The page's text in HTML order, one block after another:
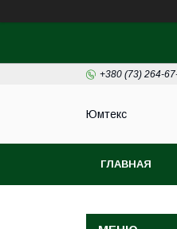
+380 (73) 264-
Юмтекс
ГЛАВНАЯ